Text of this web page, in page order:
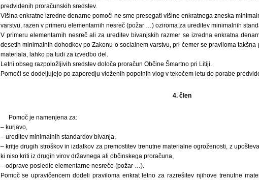
predvidenih proračunskih sredstev.
Višina enkratne izredne denarne pomoči ne sme presegati višine enkratnega zneska
varstvu, razen v primeru elementarnih nesreč (požar …) oziroma za ureditev minimalnih
V primeru elementarnih nesreč ali za ureditev bivanjskih razmer se izredna enkratna
desetih minimalnih dohodkov po Zakonu o socialnem varstvu, pri čemer se praviloma
materiala, lahko pa tudi za izvedbo del.
Letni obseg razpoložljivih sredstev določa proračun Občine Šmartno pri Litiji.
Pomoči se dodeljujejo po zaporedju vloženih popolnih vlog v tekočem letu do porabe
4. člen
Pomoč je namenjena za:
– kurjavo,
– ureditev minimalnih standardov bivanja,
– kritje drugih stroškov in izdatkov za premostitev trenutne materialne ogroženosti, z
ki niso kriti iz drugih virov državnega ali občinskega proračuna,
– odprave posledic elementarne nesreče (požar …).
Pomoč se upravičencem dodeli praviloma enkrat letno za razrešitev njihove trenutne